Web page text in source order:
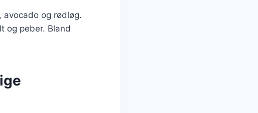
avocado og rødløg.
og peber. Bland